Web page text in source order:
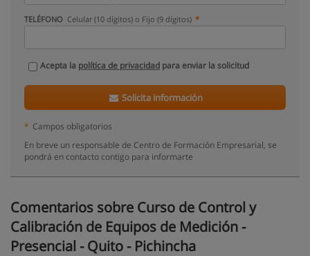
TELÉFONO Celular (10 dígitos) o Fijo (9 dígitos)
Acepta la política de privacidad para enviar la solicitud
Solicita información
* Campos obligatorios
En breve un responsable de Centro de Formación Empresarial, se
pondrá en contacto contigo para informarte
Comentarios sobre Curso de Control y
Calibración de Equipos de Medición -
Presencial - Quito - Pichincha